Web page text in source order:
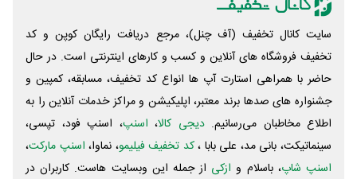
سایت کانال تخفیف (آف چنل)، مرجع دریافت رایگان کوپن و کد
تخفیف فروشگاه های آنلاین و کسب و‌ کارهای اینترنتی است. در حال
حاضر با همراهی استارت آپ ها انواع کد تخفیف، مسابقه، کمپین و
جشنواره های صدها برند معتبر، اپلیکیشن و مراکز خدمات آنلاین را به
اطلاع مخاطبان می‌رسانیم. دیجی کالا، اسنپ، اسنپ فود، تپسی،
سینماتیکت، بانی مد، علی‌ بابا ،کد تخفیف فیلیمو، نماوا، اسنپ مارکت،
اسنپ شاپ، باسلام و ازکی از جمله این وبسایت ‌هاست. کاربران در